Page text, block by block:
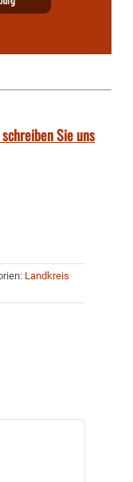
Sie uns
Landkreis